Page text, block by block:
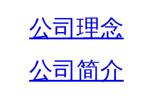
公司理念
公司简介